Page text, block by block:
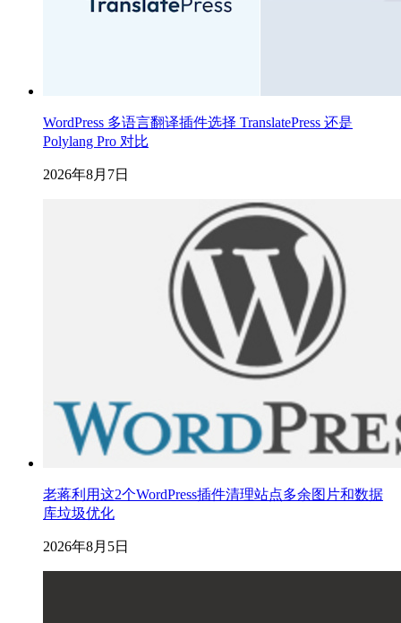
WordPress 多语言翻译插件选择 TranslatePress 还是
Polylang Pro 对比
2026年8月7日
老蒋利用这2个WordPress插件清理站点多余图片和数据
库垃圾优化
2026年8月5日